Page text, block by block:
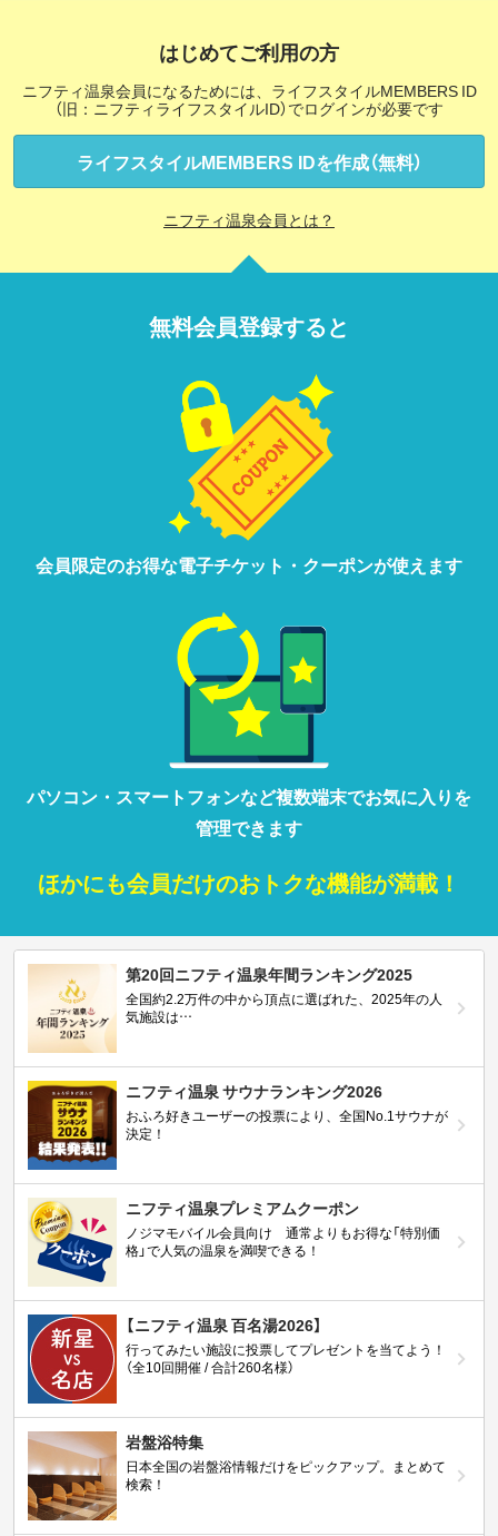
はじめてご利用の方
ニフティ温泉会員になるためには、ライフスタイルMEMBERS ID
（旧：ニフティライフスタイルID）でログインが必要です
ライフスタイルMEMBERS IDを作成（無料）
ニフティ温泉会員とは？
無料会員登録すると
会員限定のお得な電子チケット・クーポンが使えます
パソコン・ スマートフォンなど複数端末でお気に入りを
管理できます
ほかにも会員だけのおトクな機能が満載！
第20回ニフティ温泉年間ランキング2025
全国約2.2万件の中から頂点に選ばれた、2025年の人
気施設は…
ニフティ温泉 サウナランキング2026
おふろ好きユーザーの投票により、全国No.1サウナが
決定！
ニフティ温泉プレミアムクーポン
ノジマモバイル会員向け 通常よりもお得な「特別価
格」で人気の温泉を満喫できる！
【ニフティ温泉 百名湯2026】
行ってみたい施設に投票してプレゼントを当てよう！
（全10回開催 / 合計260名様）
岩盤浴特集
日本全国の岩盤浴情報だけをピックアップ。まとめて
検索！